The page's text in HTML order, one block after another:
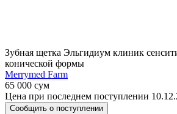
Зубная щетка Эльгидиум клиник
конической формы
Merrymed Farm
65 000 сум
Цена при последнем поступлении
Сообщить о поступлении